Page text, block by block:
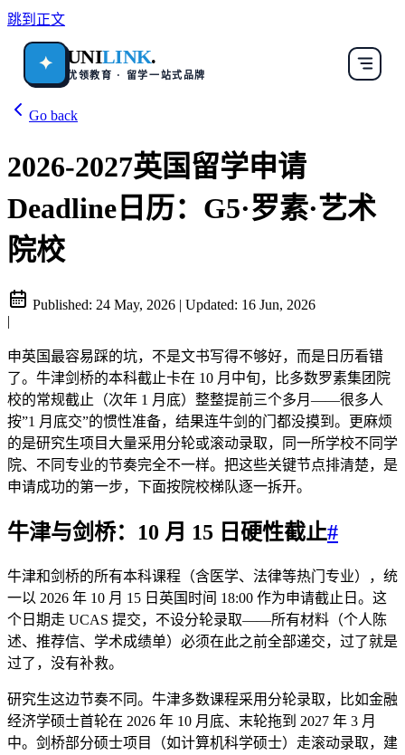
跳到正文
✦ UNILINK.
优领教育 · 留学一站式品牌
Go back
2026-2027英国留学申请
Deadline日历：G5·罗素·艺术
院校
Published: 24 May, 2026 | Updated: 16 Jun, 2026
|
申英国最容易踩的坑，不是文书写得不够好，而是日历看错
了。牛津剑桥的本科截止卡在 10 月中旬，比多数罗素集团院
校的常规截止（次年 1 月底）整整提前三个多月——很多人
按”1 月底交”的惯性准备，结果连牛剑的门都没摸到。更麻烦
的是研究生项目大量采用分轮或滚动录取，同一所学校不同学
院、不同专业的节奏完全不一样。把这些关键节点排清楚，是
申请成功的第一步，下面按院校梯队逐一拆开。
牛津与剑桥：10 月 15 日硬性截止#
牛津和剑桥的所有本科课程（含医学、法律等热门专业），统
一以 2026 年 10 月 15 日英国时间 18:00 作为申请截止日。这
个日期走 UCAS 提交，不设分轮录取——所有材料（个人陈
述、推荐信、学术成绩单）必须在此之前全部递交，过了就是
过了，没有补救。
研究生这边节奏不同。牛津多数课程采用分轮录取，比如金融
经济学硕士首轮在 2026 年 10 月底、末轮拖到 2027 年 3 月
中。剑桥部分硕士项目（如计算机科学硕士）走滚动录取，建